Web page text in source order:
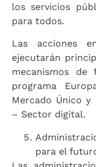
los servicios
para todos.
Las acciones
ejecutarán
mecanismos
programa
Mercado Único y
– Sector digital.
para el